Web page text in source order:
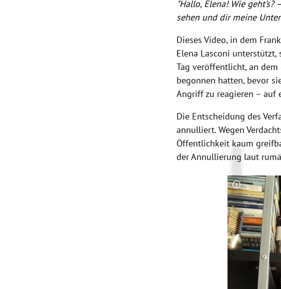
"Hallo, Elena! Wie
sehen und dir meine
Dieses Video, in dem
Elena Lasconi unterstützt,
Tag veröffentlicht, an
begonnen hatten, bevor
Angriff zu reagieren – auf
Die Entscheidung des
annulliert. Wegen
Öffentlichkeit kaum
der Annullierung laut
Copyright-